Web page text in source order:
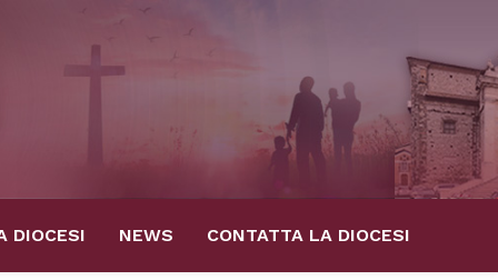
DIOCESI NEWS CONTATTA LA DIOCESI